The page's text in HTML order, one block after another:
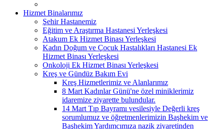
Hizmet Binalarımız
Şehir Hastanemiz
Eğitim ve Araştırma Hastanesi Yerleşkesi
Atakum Ek Hizmet Binası Yerleşkesi
Kadın Doğum ve Çocuk Hastalıkları Hastanesi Ek
Hizmet Binası Yerleşkesi
Onkoloji Ek Hizmet Binası Yerleşkesi
Kreş ve Gündüz Bakım Evi
Kreş Hizmetlerimiz ve Alanlarımız
8 Mart Kadınlar Günü'ne özel miniklerimiz
idaremize ziyarette bulundular.
14 Mart Tıp Bayramı vesilesiyle Değerli kreş
sorumlumuz ve öğretmenlerimizin Başhekim ve
Başhekim Yardımcımıza nazik ziyaretinden